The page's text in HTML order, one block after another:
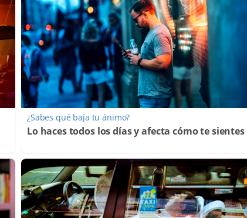
¿Sabes qué baja tu ánimo?
Lo haces todos los días y afecta cómo te sientes